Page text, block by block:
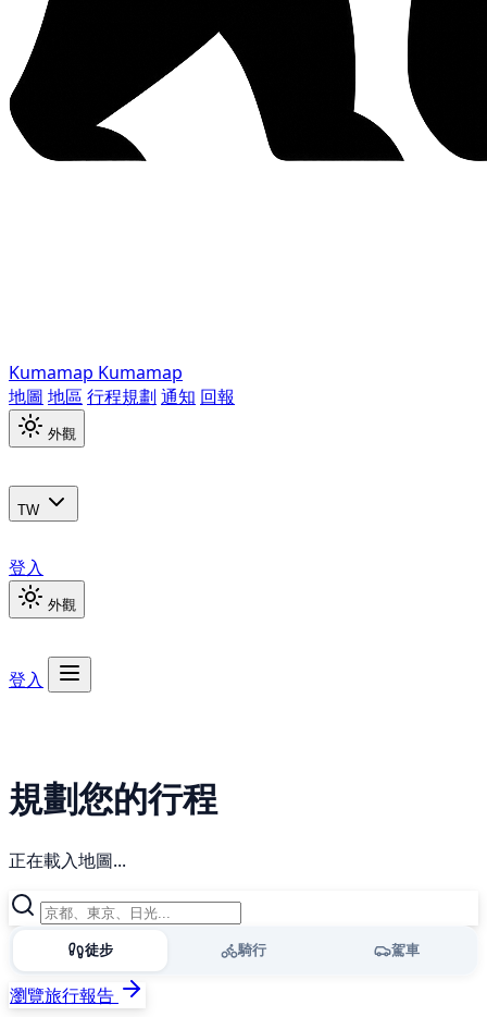
Kumamap Kumamap
地圖 地區 行程規劃 通知 回報
外觀
TW
登入
外觀
登入
規劃您的行程
正在載入地圖...
徒步 騎行 駕車
瀏覽旅行報告